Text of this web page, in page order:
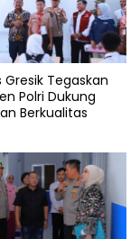
Gresik Tegaskan
Polri Dukung
Berkualitas